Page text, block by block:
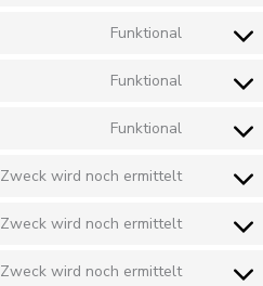
Funktional
Funktional
Funktional
Zweck wird noch ermittelt
Zweck wird noch ermittelt
Zweck wird noch ermittelt